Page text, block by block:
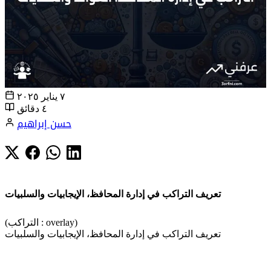
٧ يناير ٢٠٢٥
٤ دقائق
حسن إبراهيم
تعريف التراكب في إدارة المحافظ، الإيجابيات والسلبيات
(التراكب : overlay)
تعريف التراكب في إدارة المحافظ، الإيجابيات والسلبيات